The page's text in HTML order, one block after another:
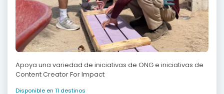
Apoya una variedad de iniciativas de ONG e iniciativas de
Content Creator For Impact
Disponible en 11 destinos